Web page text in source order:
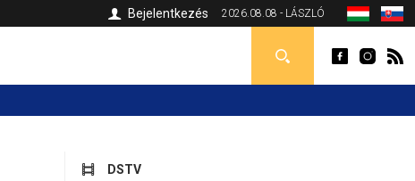
2026.08.08 - LÁSZLÓ
Bejelentkezés
DSTV